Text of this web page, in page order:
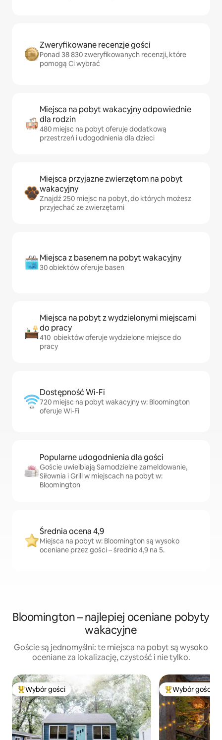
Zweryfikowane recenzje gości
Ponad 38 830 zweryfikowanych recenzji, które
pomogą Ci wybrać
Miejsca na pobyt wakacyjny odpowiednie
dla rodzin
480 miejsc na pobyt oferuje dodatkową
przestrzeń i udogodnienia dla dzieci
Miejsca przyjazne zwierzętom na pobyt
wakacyjny
Znajdź 250 miejsc na pobyt, do których możesz
przyjechać ze zwierzętami
Miejsca z basenem na pobyt wakacyjny
30 obiektów oferuje basen
Miejsca na pobyt z wydzielonymi miejscami
do pracy
410 obiektów oferuje wydzielone miejsce do
pracy
Dostępność Wi-Fi
720 miejsc na pobyt wakacyjny w: Bloomington
oferuje Wi-Fi
Popularne udogodnienia dla gości
Goście uwielbiają Samodzielne zameldowanie,
Siłownia i Grill w miejscach na pobyt w:
Bloomington
Średnia ocena 4,9
Miejsca na pobyt w: Bloomington są wysoko
oceniane przez gości – średnio 4,9 na 5.
Bloomington – najlepiej oceniane pobyty
wakacyjne
Goście są jednomyślni: te miejsca na pobyt są wysoko
oceniane za lokalizację, czystość i nie tylko.
Najpopularniejsze z kategorii Wybór gości
Wybór gości Wybór gości